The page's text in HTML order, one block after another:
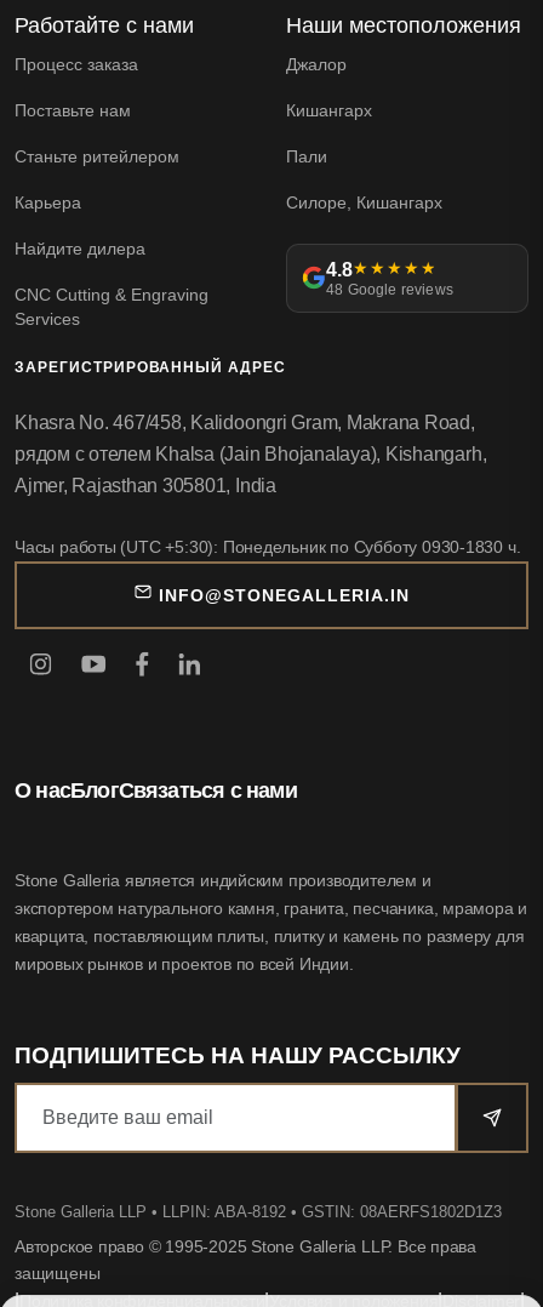
Работайте с нами
Процесс заказа
Поставьте нам
Станьте ритейлером
Карьера
Найдите дилера
CNC Cutting & Engraving
Services
Наши местоположения
Джалор
Кишангарх
Пали
Силоре, Кишангарх
4.8★★★★★
48 Google reviews
О насБлогСвязаться с нами
Stone Galleria является индийским производителем и
экспортером натурального камня, гранита, песчаника, мрамора и
кварцита, поставляющим плиты, плитку и камень по размеру для
мировых рынков и проектов по всей Индии.
ПОДПИШИТЕСЬ НА НАШУ РАССЫЛКУ
Stone Galleria LLP • LLPIN: ABA-8192 • GSTIN: 08AERFS1802D1Z3
Авторское право © 1995-2025 Stone Galleria LLP. Все права
защищены
|Политика конфиденциальности|Условия и положения|Disclaimer|
ЗАРЕГИСТРИРОВАННЫЙ АДРЕС
Khasra No. 467/458, Kalidoongri Gram, Makrana Road,
рядом с отелем Khalsa (Jain Bhojanalaya), Kishangarh,
Ajmer, Rajasthan 305801, India
Часы работы (UTC +5:30): Понедельник по Субботу 0930-1830 ч.
INFO@STONEGALLERIA.IN